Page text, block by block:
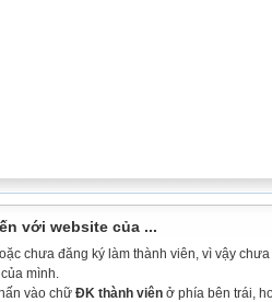
với website của ...
chưa đăng ký làm thành viên, vì vậy
mình.
vào chữ ĐK thành viên ở phía bên trái,